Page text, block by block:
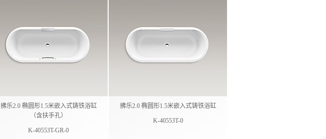
拂乐2.0 椭圆形1.5米嵌入式铸铁浴缸
（含扶手孔）
K-40553T-GR-0
拂乐2.0 椭圆形1.5米嵌入式铸铁浴缸
K-40553T-0